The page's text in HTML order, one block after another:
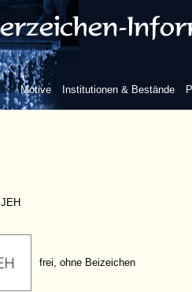
Motive Institutionen & Bestände
JCR
JCW
JEH
frei, ohne Beizeichen